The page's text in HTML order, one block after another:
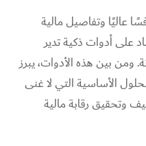
عاليًا وتفاصيل مالية
على أدوات ذكية تدير
ومن بين هذه الأدوات، يبرز
الأساسية التي لا غنى
وتحقيق رقابة مالية